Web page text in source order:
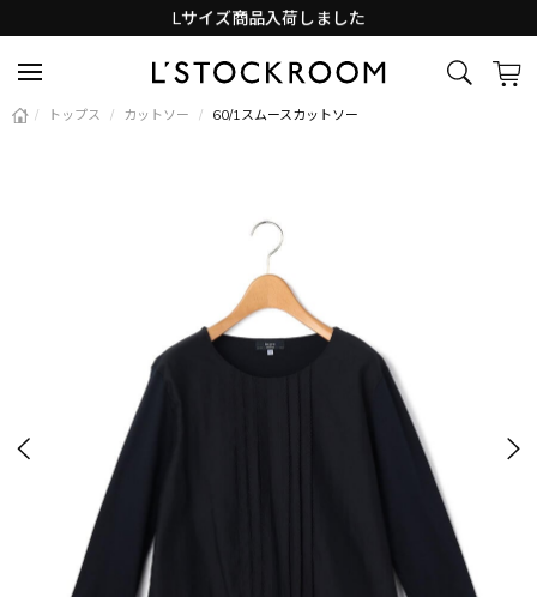
Lサイズ商品入荷しました
/ トップス / カットソー / 60/1スムースカットソー